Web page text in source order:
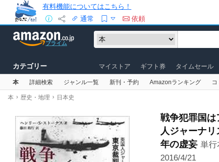
有料機能についてはこちら！
通常
依頼